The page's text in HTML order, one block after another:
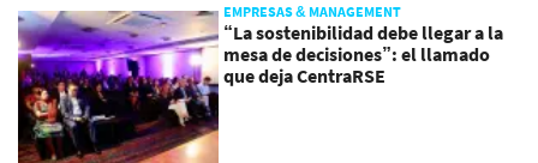
EMPRESAS & MANAGEMENT
“La sostenibilidad debe llegar a la
mesa de decisiones”: el llamado
que deja CentraRSE